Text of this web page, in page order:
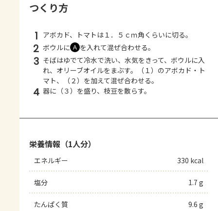
つくり方
1 アボカド、トマトは１．５ｃｍ角くらいに切る。
2 ボウルに Ａ を入れて混ぜ合わせる。
3 そばはゆでて冷水で洗い、水気をきって、ボウルに入
れ、オリーブオイルをまぶす。（１）のアボカド・ト
マト、（２）を加えて混ぜ合わせる。
4 器に（３）を盛り、枝豆を散らす。
栄養情報（1人分）
エネルギー 330 kcal
塩分 1.7 g
たんぱく質 9.6 g